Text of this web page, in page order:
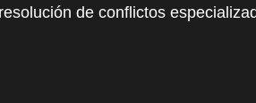
de conflictos